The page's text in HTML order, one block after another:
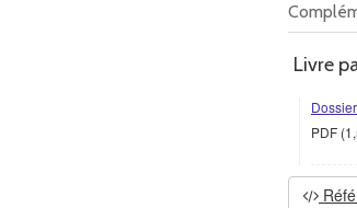
Livre
PDF